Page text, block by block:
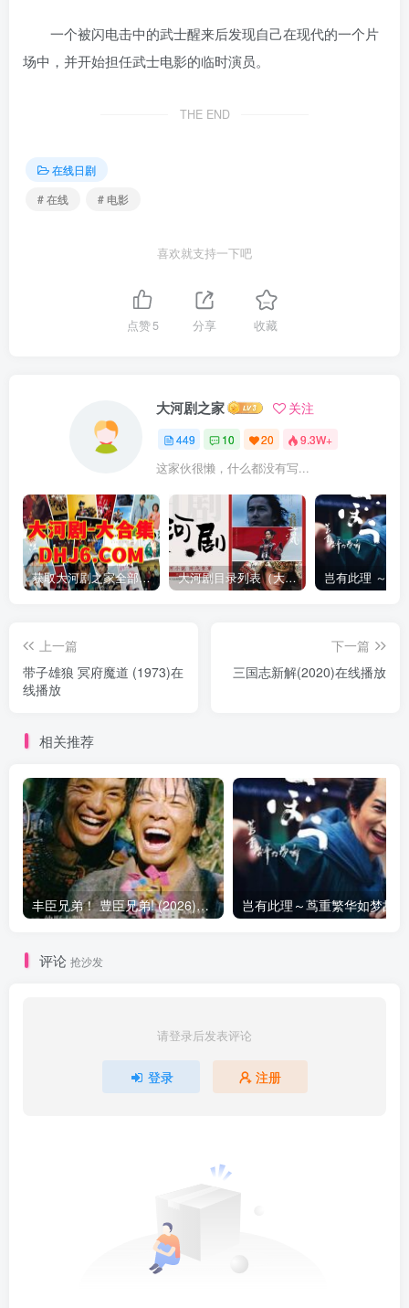
一个被闪电击中的武士醒来后发现自己在现代的一个片
场中，并开始担任武士电影的临时演员。
THE END
在线日剧
# 在线
# 电影
喜欢就支持一下吧
点赞5 分享 收藏
大河剧之家 关注
449 10 20 9.3W+
这家伙很懒，什么都没有写...
获取大河剧之家全部资源 大河剧目录列表（大河剧资源以本目录为准）
上一篇
带子雄狼 冥府魔道 (1973)在
线播放
下一篇
三国志新解(2020)在线播放
相关推荐
丰臣兄弟！ 豊臣兄弟! (2026)在线播放 更新29
评论 抢沙发
请登录后发表评论
登录 注册